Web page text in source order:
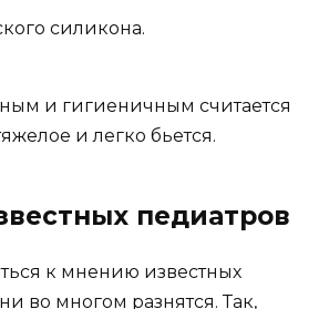
силикона.
и гигиеничным считается
и легко бьется.
педиатров
к мнению известных
во многом разнятся. Так,